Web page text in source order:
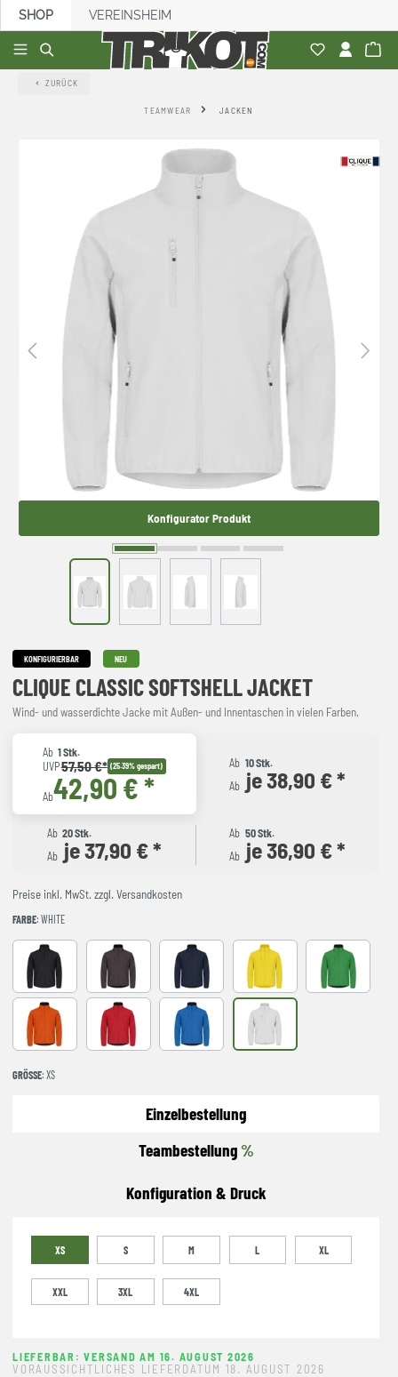
springen
SHOP VEREINSHEIM
ZURÜCK
TEAMWEAR JACKEN
Konfigurator Produkt
KONFIGURIERBAR NEU
CLIQUE CLASSIC SOFTSHELL JACKET
Wind- und wasserdichte Jacke mit Außen- und Innentaschen in vielen Farben.
Ab 1 Stk.
UVP57,50 €* (25.39% gespart)
Ab42,90 € *
Ab 10 Stk.
Ab je 38,90 € *
Ab 20 Stk.
Ab je 37,90 € *
Ab 50 Stk.
Ab je 36,90 € *
Preise inkl. MwSt. zzgl. Versandkosten
FARBE: WHITE
BLACK Dark Grey Dark Navy Lemon Apple Green
Blood Orange RED Royal Blue White
GRÖSSE : XS
Einzelbestellung
Teambestellung %
Konfiguration & Druck
XS S M L XL
XXL 3XL 4XL
LIEFERBAR: VERSAND AM 16. AUGUST 2026
VORAUSSICHTLICHES LIEFERDATUM 18. AUGUST 2026